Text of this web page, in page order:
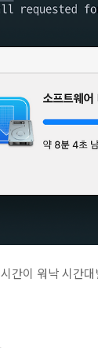
간이 워낙 시간